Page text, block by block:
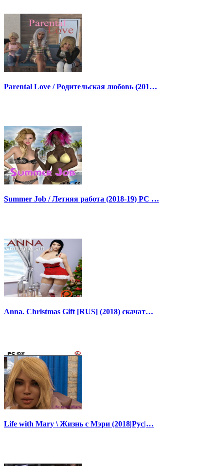
Parental Love / Родительская любовь (201…
Summer Job / Летняя работа (2018-19) PC …
Anna. Christmas Gift [RUS] (2018) скачат…
Life with Mary \ Жизнь с Мэри (2018|Рус|…